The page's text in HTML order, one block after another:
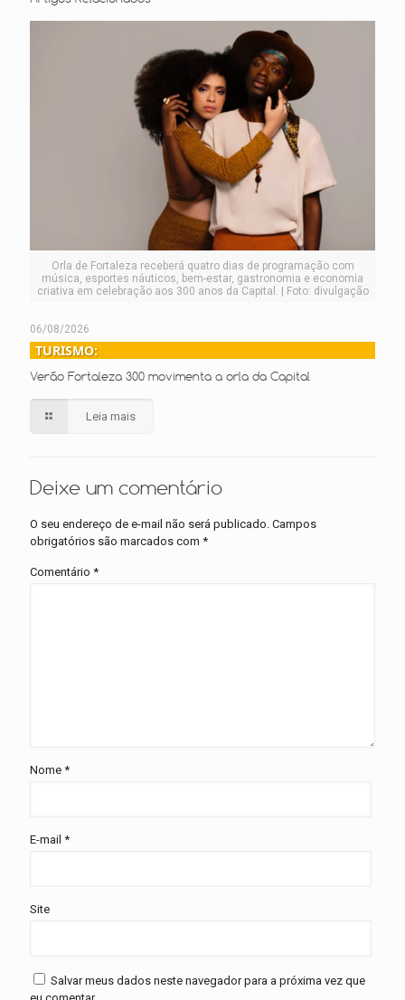
Orla de Fortaleza receberá quatro dias de programação com
música, esportes náuticos, bem-estar, gastronomia e economia
criativa em celebração aos 300 anos da Capital. | Foto: divulgação
06/08/2026
TURISMO:
Verão Fortaleza 300 movimenta a orla da Capital
Leia mais
Deixe um comentário
O seu endereço de e-mail não será publicado. Campos
obrigatórios são marcados com *
Comentário *
Nome *
E-mail *
Site
Salvar meus dados neste navegador para a próxima vez que